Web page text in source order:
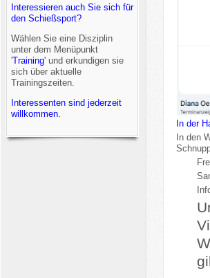
Interessieren auch Sie sich für
den Schießsport?
Wählen Sie eine Disziplin
unter dem Menüpunkt
'Training' und erkundigen sie
sich über aktuelle
Trainingszeiten.
Interessenten sind jederzeit
willkommen.
In der
In den